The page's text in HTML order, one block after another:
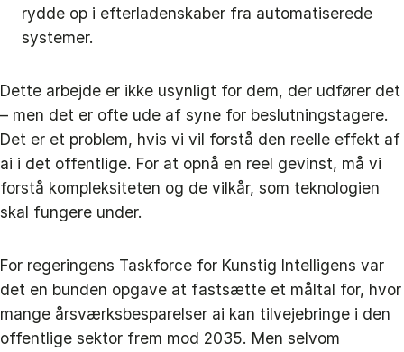
rydde op i efterladenskaber fra automatiserede
systemer.
Dette arbejde er ikke usynligt for dem, der udfører det
– men det er ofte ude af syne for beslutningstagere.
Det er et problem, hvis vi vil forstå den reelle effekt af
ai i det offentlige. For at opnå en reel gevinst, må vi
forstå kompleksiteten og de vilkår, som teknologien
skal fungere under.
For regeringens Taskforce for Kunstig Intelligens var
det en bunden opgave at fastsætte et måltal for, hvor
mange årsværksbesparelser ai kan tilvejebringe i den
offentlige sektor frem mod 2035. Men selvom